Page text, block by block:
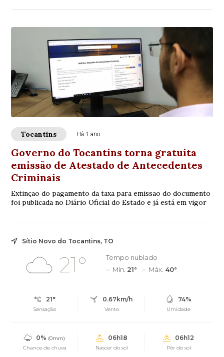
Tocantins Há 1 ano
Governo do Tocantins torna gratuita
emissão de Atestado de Antecedentes
Criminais
Extinção do pagamento da taxa para emissão do documento
foi publicada no Diário Oficial do Estado e já está em vigor
Sítio Novo do Tocantins, TO
21°
Tempo nublado
Mín. 21° Máx. 40°
21°
Sensação
0.67km/h
Vento
74%
Umidade
0% (0mm)
Chance de chuva
06h18
Nascer do sol
06h12
Pôr do sol